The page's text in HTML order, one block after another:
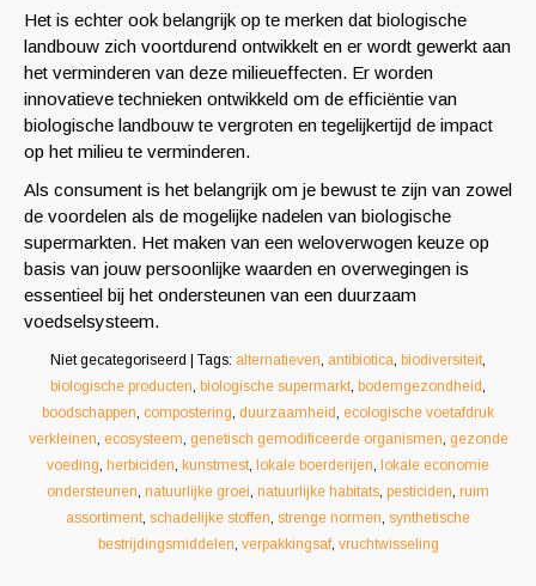
Het is echter ook belangrijk op te merken dat biologische
landbouw zich voortdurend ontwikkelt en er wordt gewerkt aan
het verminderen van deze milieueffecten. Er worden
innovatieve technieken ontwikkeld om de efficiëntie van
biologische landbouw te vergroten en tegelijkertijd de impact
op het milieu te verminderen.
Als consument is het belangrijk om je bewust te zijn van zowel
de voordelen als de mogelijke nadelen van biologische
supermarkten. Het maken van een weloverwogen keuze op
basis van jouw persoonlijke waarden en overwegingen is
essentieel bij het ondersteunen van een duurzaam
voedselsysteem.
Niet gecategoriseerd | Tags: alternatieven, antibiotica, biodiversiteit,
biologische producten, biologische supermarkt, bodemgezondheid,
boodschappen, compostering, duurzaamheid, ecologische voetafdruk
verkleinen, ecosysteem, genetisch gemodificeerde organismen, gezonde
voeding, herbiciden, kunstmest, lokale boerderijen, lokale economie
ondersteunen, natuurlijke groei, natuurlijke habitats, pesticiden, ruim
assortiment, schadelijke stoffen, strenge normen, synthetische
bestrijdingsmiddelen, verpakkingsaf, vruchtwisseling